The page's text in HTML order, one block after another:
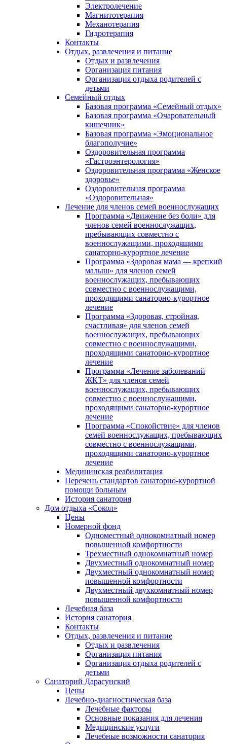
Электролечение
Магнитотерапия
Механотерапия
Гидротерапия
Контакты
Отдых, развлечения и питание
Отдых и развлечения
Организация питания
Организация отдыха родителей с
детьми
Семейный отдых
Базовая программа «Семейный отдых»
Базовая программа «Очаровательный
кишечник»
Базовая программа «Эмоциональное
благополучие»
Оздоровительная программа
«Гастроэнтерология»
Оздоровительная программа «Женское
здоровье»
Оздоровительная программа
«Оздоровительная»
Лечение для членов семей военнослужащих
Программа «Движение без боли» для
членов семей военнослужащих,
пребывающих совместно с
военнослужащими, проходящими
санаторно-курортное лечение
Программа «Здоровая мама — крепкий
малыш» для членов семей
военнослужащих, пребывающих
совместно с военнослужащими,
проходящими санаторно-курортное
лечение
Программа «Здоровая, стройная,
счастливая» для членов семей
военнослужащих, пребывающих
совместно с военнослужащими,
проходящими санаторно-курортное
лечение
Программа «Лечение заболеваний
ЖКТ» для членов семей
военнослужащих, пребывающих
совместно с военнослужащими,
проходящими санаторно-курортное
лечение
Программа «Спокойствие» для членов
семей военнослужащих, пребывающих
совместно с военнослужащими,
проходящими санаторно-курортное
лечение
Медицинская реабилитация
Перечень стандартов санаторно-курортной
помощи больным
История санатория
Дом отдыха «Сокол»
Цены
Номерной фонд
Одноместный однокомнатный номер
повышенной комфортности
Трехместный однокомнатный номер
Двухместный однокомнатный номер
Двухместный однокомнатный номер
повышенной комфортности
Двухместный двухкомнатный номер
повышенной комфортности
Лечебная база
История санатория
Контакты
Отдых, развлечения и питание
Отдых и развлечения
Организация питания
Организация отдыха родителей с
детьми
Санаторий Дарасунский
Цены
Лечебно-диагностическая база
Лечебные факторы
Основные показания для лечения
Медицинские услуги
Лечебные возможности санатория